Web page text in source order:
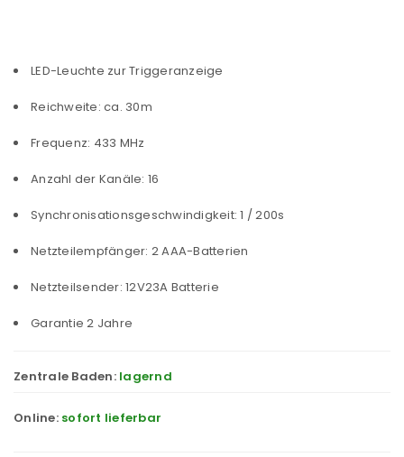
LED-Leuchte zur Triggeranzeige
Reichweite: ca. 30m
Frequenz: 433 MHz
Anzahl der Kanäle: 16
Synchronisationsgeschwindigkeit: 1 / 200s
Netzteilempfänger: 2 AAA-Batterien
Netzteilsender: 12V23A Batterie
Garantie 2 Jahre
Zentrale Baden: lagernd
Online: sofort lieferbar